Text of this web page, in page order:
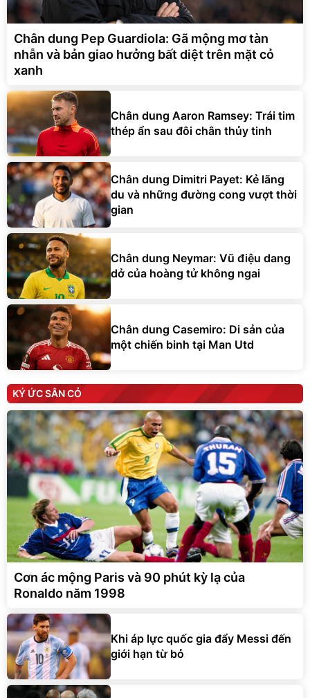
Chân dung Pep Guardiola: Gã mộng mơ tàn
nhẫn và bản giao hưởng bất diệt trên mặt cỏ
xanh
Chân dung Aaron Ramsey: Trái tim
thép ẩn sau đôi chân thủy tinh
Chân dung Dimitri Payet: Kẻ lãng
du và những đường cong vượt thời
gian
Chân dung Neymar: Vũ điệu dang
dở của hoàng tử không ngai
Chân dung Casemiro: Di sản của
một chiến binh tại Man Utd
KÝ ỨC SÂN CỎ
Cơn ác mộng Paris và 90 phút kỳ lạ của
Ronaldo năm 1998
Khi áp lực quốc gia đẩy Messi đến
giới hạn từ bỏ